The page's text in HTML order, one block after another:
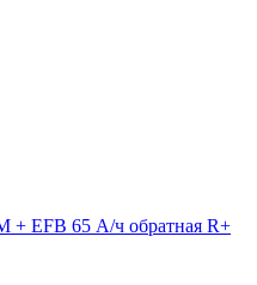
EFB 65 А/ч обратная R+